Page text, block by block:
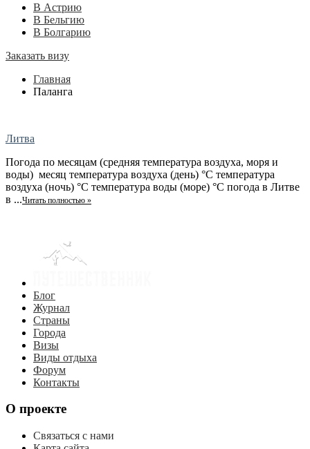
В Астрию
В Бельгию
В Болгарию
Заказать визу
Главная
Паланга
Литва
Погода по месяцам (средняя температура воздуха, моря и
воды) месяц температура воздуха (день) °C температура
воздуха (ночь) °C температура воды (море) °C погода в Литве
в ...Читать полностью »
Блог
Журнал
Страны
Города
Визы
Виды отдыха
Форум
Контакты
О проекте
Связаться с нами